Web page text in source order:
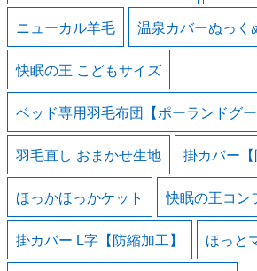
ニューカル羊毛 温泉カバーぬっく
快眠の王 こどもサイズ
ベッド専用羽毛布団【ポーランドグー
羽毛直し おまかせ生地 掛カバー【
ほっかほっかケット 快眠の王コン
掛カバー L字【防縮加工】 ほっと